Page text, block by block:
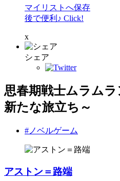
マイリストへ保存
後で便利♪ Click!
x
シェア
思春期戦士ムラム
新たな旅立ち～
#ノベルゲーム
アストン＝路端